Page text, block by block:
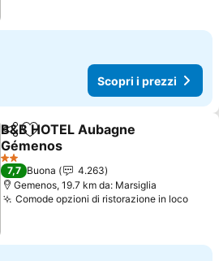
Scopri i prezzi
CondividiAggiungi ai preferiti
B&B HOTEL Aubagne
Gémenos
Scopri i prezzi
2 Stelle
7,7 Buona
4.263
Gemenos, 19.7 km da: Marsiglia
Comode opzioni di ristorazione in loco